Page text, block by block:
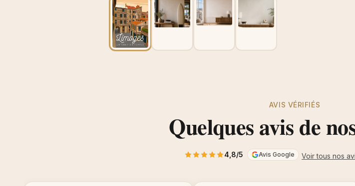
AVIS VÉRIFIÉS
Quelques avis de
4,8/5 Avis Google Voir tous nos